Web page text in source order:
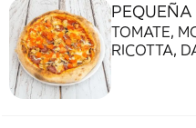
TOMATE,
RICOTTA,